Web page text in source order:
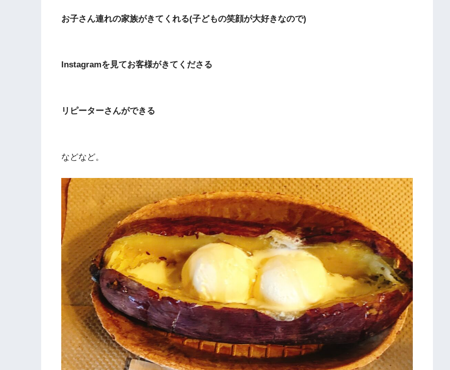
お子さん連れの家族がきてくれる(子どもの笑顔が大好きなので)
Instagramを見てお客様がきてくださる
リピーターさんができる
などなど。